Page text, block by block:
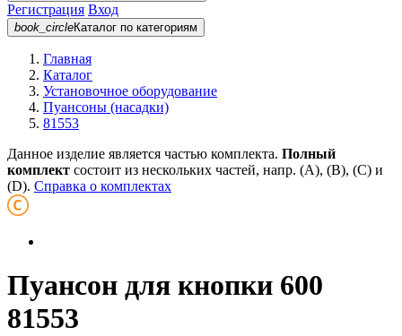
Регистрация Вход
book_circleКаталог по категориям
Главная
Каталог
Установочное оборудование
Пуансоны (насадки)
81553
Данное изделие является частью комплекта. Полный
комплект состоит из нескольких частей, напр. (А), (B), (С) и
(D). Справка о комплектах
Пуансон для кнопки 600
81553